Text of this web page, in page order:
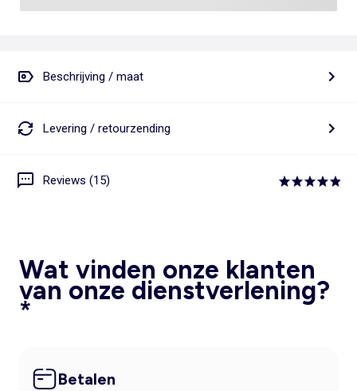
Beschrijving / maat
Levering / retourzending
Reviews (15)
Wat vinden onze klanten
van onze dienstverlening?
*
Betalen